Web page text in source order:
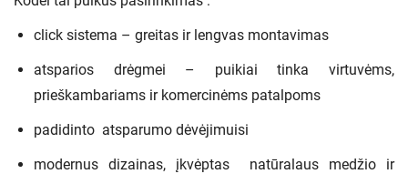
click sistema – greitas ir lengvas montavimas
atsparios drėgmei – puikiai tinka virtuvėms,
prieškambariams ir komercinėms patalpoms
padidinto atsparumo dėvėjimuisi
modernus dizainas, įkvėptas natūralaus medžio ir